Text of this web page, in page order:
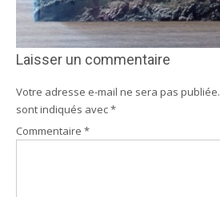
Laisser un commentaire
Votre adresse e-mail ne sera pas publiée.
sont indiqués avec*
Commentaire *